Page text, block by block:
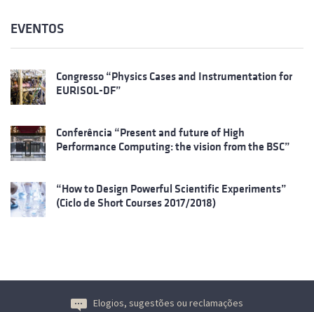
EVENTOS
Congresso “Physics Cases and Instrumentation for
EURISOL-DF”
Conferência “Present and future of High
Performance Computing: the vision from the BSC”
“How to Design Powerful Scientific Experiments”
(Ciclo de Short Courses 2017/2018)
Elogios, sugestões ou reclamações